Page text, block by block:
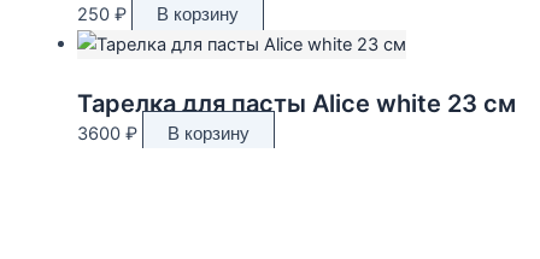
250 ₽ В корзину
Тарелка для пасты Alice white 23 см
3600 ₽ В корзину